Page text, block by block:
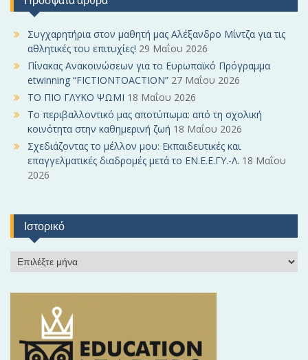
c
h
f
o
r
:
Συγχαρητήρια στον μαθητή μας Αλέξανδρο Μίντζα για τις
αθλητικές του επιτυχίες! 29 Μαΐου 2026
Πίνακας Ανακοινώσεων για το Ευρωπαϊκό Πρόγραμμα
etwinning “FICTIONTOACTION” 27 Μαΐου 2026
ΤΟ ΠΙΟ ΓΛΥΚΟ ΨΩΜΙ 18 Μαΐου 2026
Το περιβαλλοντικό μας αποτύπωμα: από τη σχολική
κοινότητα στην καθημερινή ζωή 18 Μαΐου 2026
Σχεδιάζοντας το μέλλον μου: Εκπαιδευτικές και
επαγγελματικές διαδρομές μετά το ΕΝ.Ε.Ε.ΓΥ.-Λ. 18 Μαΐου
2026
Ιστορικό